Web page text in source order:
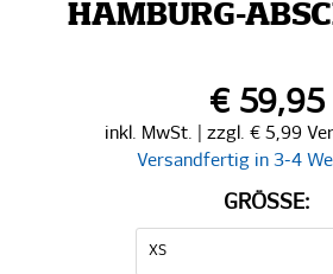
HAMBURG-
€ 59,95
inkl. MwSt. | zzgl. € 5,99
Versandfertig in 3-4
GRÖSSE: